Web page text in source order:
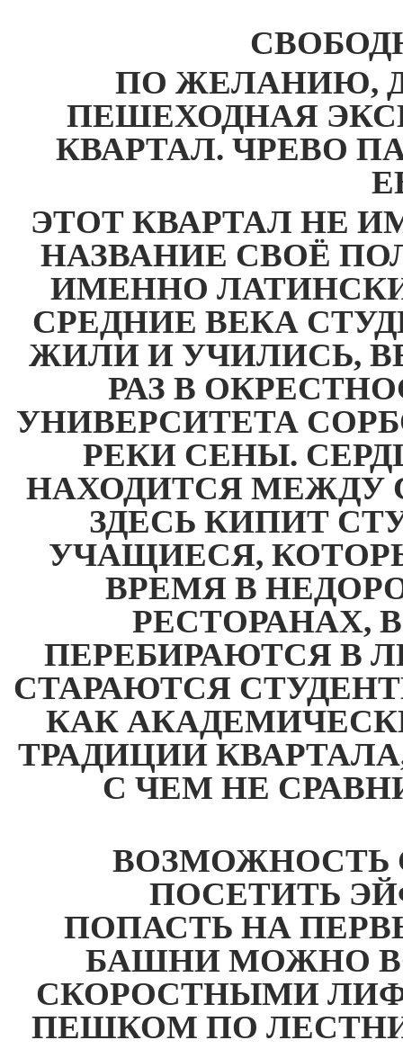
ПО ЖЕЛАНИЮ,
ПЕШЕХОДНАЯ
КВАРТАЛ. ЧРЕВО
ЭТОТ КВАРТАЛ НЕ
НАЗВАНИЕ СВОЁ
ИМЕННО
СРЕДНИЕ ВЕКА
ЖИЛИ И УЧИЛИСЬ,
РАЗ В
УНИВЕРСИТЕТА
РЕКИ СЕНЫ.
НАХОДИТСЯ МЕЖДУ
ЗДЕСЬ КИПИТ
УЧАЩИЕСЯ,
ВРЕМЯ В
РЕСТОРАНАХ,
ПЕРЕБИРАЮТСЯ В
СТАРАЮТСЯ
КАК
ТРАДИЦИИ
С ЧЕМ НЕ
ВОЗМОЖНОСТЬ
ПОСЕТИТЬ
ПОПАСТЬ НА
БАШНИ МОЖНО
СКОРОСТНЫМИ
ПЕШКОМ ПО